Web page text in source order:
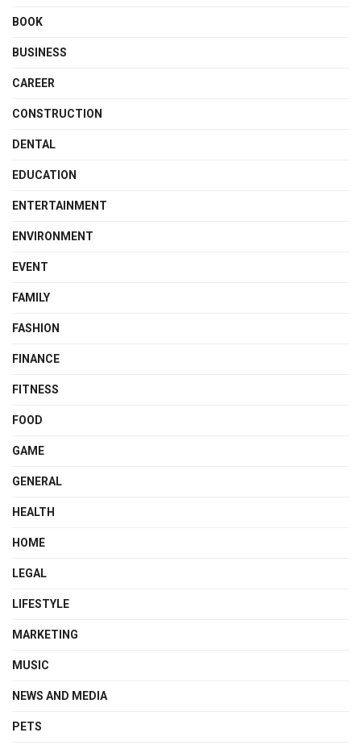
BOOK
BUSINESS
CAREER
CONSTRUCTION
DENTAL
EDUCATION
ENTERTAINMENT
ENVIRONMENT
EVENT
FAMILY
FASHION
FINANCE
FITNESS
FOOD
GAME
GENERAL
HEALTH
HOME
LEGAL
LIFESTYLE
MARKETING
MUSIC
NEWS AND MEDIA
PETS